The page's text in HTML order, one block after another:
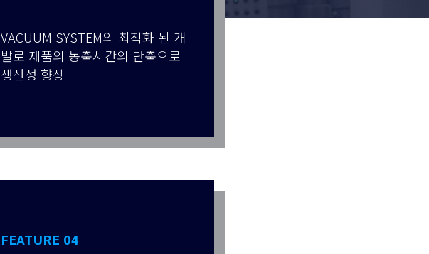
VACUUM SYSTEM의 최적화 된 개
발로 제품의 농축시간의 단축으로
생산성 향상
FEATURE 04